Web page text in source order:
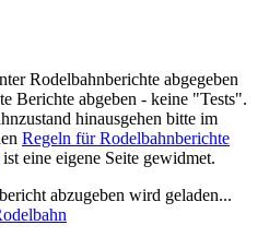
Rodelbahnberichte abgegeben
Berichte abgeben - keine "Tests".
hinausgehen bitte im
Regeln für Rodelbahnberichte
ist eine eigene Seite gewidmet.
abzugeben wird geladen...